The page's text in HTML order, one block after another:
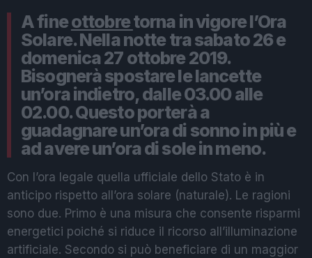
A fineottobretorna in vigore l’Ora
Solare. Nella notte tra sabato 26 e
domenica 27 ottobre 2019.
Bisognerà spostare le lancette
un’ora indietro, dalle 03.00 alle
02.00. Questo porterà a
guadagnare un’ora di sonno in più e
ad avere un’ora di sole in meno.
Con l’ora legale quella ufficiale dello Stato è in
anticipo rispetto all’ora solare (naturale). Le ragioni
sono due. Primo è una misura che consente risparmi
energetici poiché si riduce il ricorso all’illuminazione
artificiale. Secondo si può beneficiare di un maggior